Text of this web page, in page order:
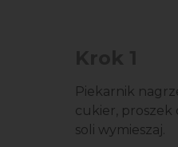
Piekarnik
cukier, proszek
soli wymieszaj.